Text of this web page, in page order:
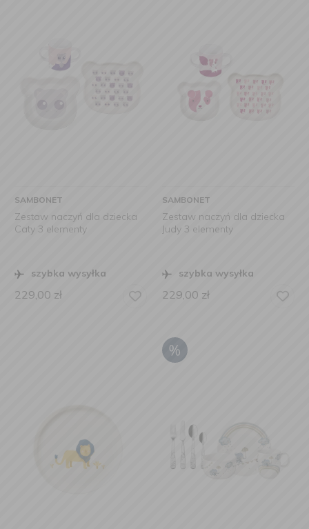
SAMBONET
Zestaw naczyń dla dziecka
Caty 3 elementy
szybka wysyłka
229,00 zł
SAMBONET
Zestaw naczyń dla dziecka
Judy 3 elementy
szybka wysyłka
229,00 zł